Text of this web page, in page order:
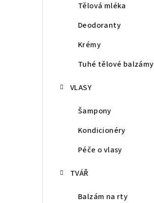
Tělová mléka
Deodoranty
Krémy
Tuhé tělové balzámy
VLASY
Šampony
Kondicionéry
Péče o vlasy
TVÁŘ
Balzám na rty